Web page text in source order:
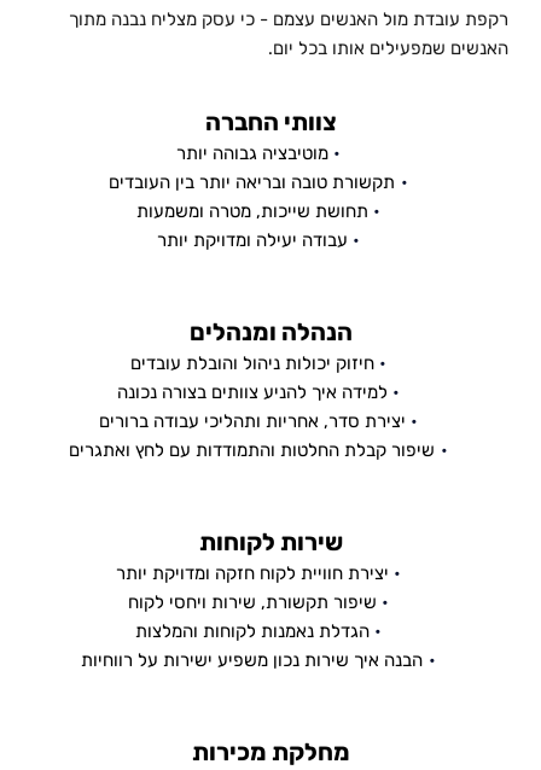
האנשים שמפעילים אותו בכל יום.
צוותי החברה
מוטיבציה גבוהה יותר
תקשורת טובה ובריאה יותר בין העובדים
תחושת שייכות, מטרה ומשמעות
עבודה יעילה ומדויקת יותר
הנהלה ומנהלים
חיזוק יכולות ניהול והובלת עובדים
למידה איך להניע צוותים בצורה נכונה
יצירת סדר, אחריות ותהליכי עבודה ברורים
שיפור קבלת החלטות והתמודדות עם לחץ ואתגרים
שירות לקוחות
יצירת חוויית לקוח חזקה ומדויקת יותר
שיפור תקשורת, שירות ויחסי לקוח
הגדלת נאמנות לקוחות והמלצות
הבנה איך שירות נכון משפיע ישירות על רווחיות
מחלקת מכירות